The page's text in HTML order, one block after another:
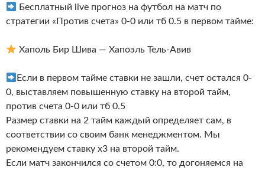
Бесплатный live прогноз на футбол на матч по
стратегии «Против счета» 0-0 или тб 0.5 в первом тайме:
Хаполь Бир Шива — Хапоэль Тель-Авив
Если в первом тайме ставки не зашли, счет остался 0-
0, выставляем повышенную ставку на второй тайм,
против счета 0-0 или тб 0.5
Размер ставки на 2 тайм каждый определяет сам, в
соответствии со своим банк менеджментом. Мы
рекомендуем ставку х3 на второй тайм.
Если матч закончился со счетом 0:0, то догоняемся на